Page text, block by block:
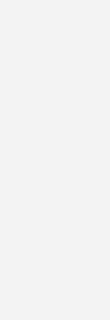
Scherrer
8/2012 den
viele
Rechtzeitig zu
Blog von Azubis